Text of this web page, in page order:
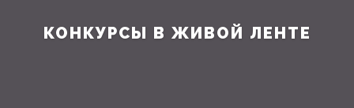
КОНКУРСЫ В ЖИВОЙ ЛЕНТЕ